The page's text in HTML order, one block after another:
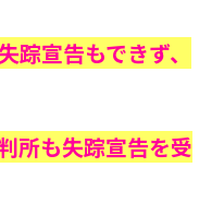
宣告もできず、
所も失踪宣告を受